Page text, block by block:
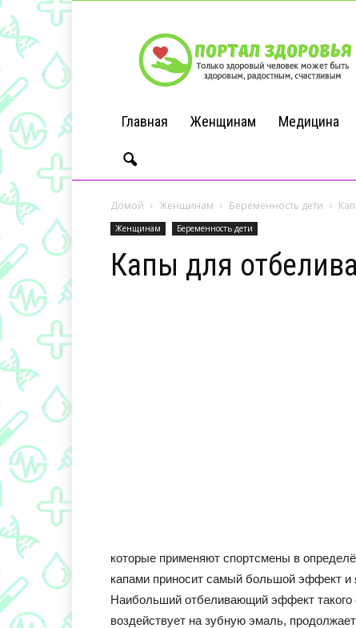
Портал
Здоровья
Главная Женщинам Медицина
Домой Женщинам Беременность дети
Женщинам Беременность дети
Капы для
которые применяют спортсмены в
капами приносит самый большой эффект
Наибольший отбеливающий эффект такого
воздействует на зубную эмаль,